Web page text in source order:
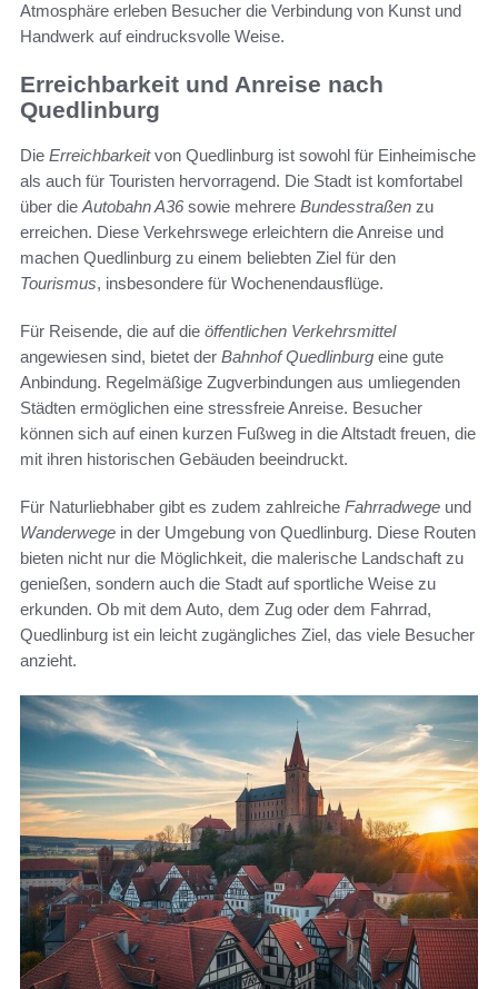
Atmosphäre erleben Besucher die Verbindung von Kunst und
Handwerk auf eindrucksvolle Weise.
Erreichbarkeit und Anreise nach
Quedlinburg
Die Erreichbarkeitvon Quedlinburg ist sowohl für Einheimische
als auch für Touristen hervorragend. Die Stadt ist komfortabel
über die Autobahn A36 sowie mehrere Bundesstraßen zu
erreichen. Diese Verkehrswege erleichtern die Anreise und
machen Quedlinburg zu einem beliebten Ziel für den
Tourismus, insbesondere für Wochenendausflüge.
Für Reisende, die auf die öffentlichen Verkehrsmittel
angewiesen sind, bietet der Bahnhof Quedlinburg eine gute
Anbindung. Regelmäßige Zugverbindungen aus umliegenden
Städten ermöglichen eine stressfreie Anreise. Besucher
können sich auf einen kurzen Fußweg in die Altstadt freuen, die
mit ihren historischen Gebäuden beeindruckt.
Für Naturliebhaber gibt es zudem zahlreiche Fahrradwege und
Wanderwege in der Umgebung von Quedlinburg. Diese Routen
bieten nicht nur die Möglichkeit, die malerische Landschaft zu
genießen, sondern auch die Stadt auf sportliche Weise zu
erkunden. Ob mit dem Auto, dem Zug oder dem Fahrrad,
Quedlinburg ist ein leicht zugängliches Ziel, das viele Besucher
anzieht.